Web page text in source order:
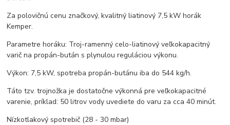
Za polovičnú cenu značkový, kvalitný liatinový 7,5 kW horák
Kemper.
Parametre horáku: Troj-ramenný celo-liatinový veľkokapacitný
varič na propán-bután s plynulou reguláciou výkonu.
Výkon: 7,5 kW, spotreba propán-butánu iba do 544 kg/h.
Táto tzv. trojnožka je dostatočne výkonná pre veľkokapacitné
varenie, príklad: 50 litrov vody uvediete do varu za cca 40 minút.
Nízkotlakový spotrebič (28 - 30 mbar)